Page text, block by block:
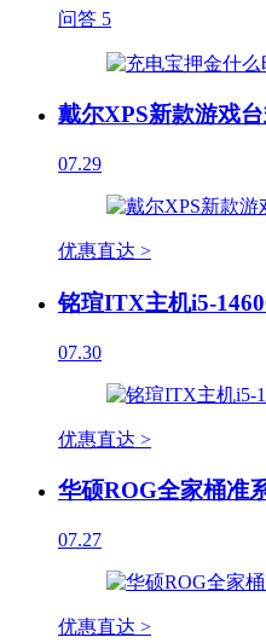
问答 5
戴尔XPS新款游戏
07.29
优惠直达 >
铭瑄ITX主机i5-
07.30
优惠直达 >
华硕ROG全家桶准
07.27
优惠直达 >